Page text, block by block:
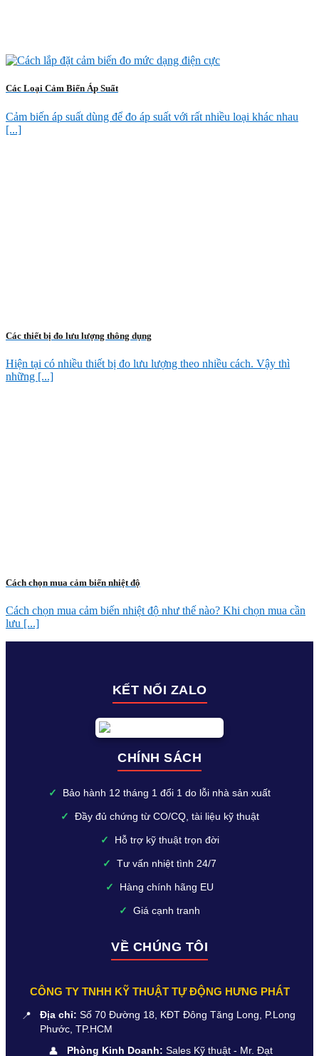
Các Loại Cảm Biến Áp Suất
Cảm biến áp suất dùng để đo áp suất với rất nhiều loại khác nhau
[...]
Các thiết bị đo lưu lượng thông dụng
Hiện tại có nhiều thiết bị đo lưu lượng theo nhiều cách. Vậy thì
những [...]
Cách chọn mua cảm biến nhiệt độ
Cách chọn mua cảm biến nhiệt độ như thế nào? Khi chọn mua cần
lưu [...]
KẾT NỐI ZALO
CHÍNH SÁCH
✓ Bảo hành 12 tháng 1 đổi 1 do lỗi nhà sản xuất
✓ Đầy đủ chứng từ CO/CQ, tài liệu kỹ thuật
✓ Hỗ trợ kỹ thuật trọn đời
✓ Tư vấn nhiệt tình 24/7
✓ Hàng chính hãng EU
✓ Giá cạnh tranh
VỀ CHÚNG TÔI
CÔNG TY TNHH KỸ THUẬT TỰ ĐỘNG HƯNG PHÁT
📍 Địa chỉ: Số 70 Đường 18, KĐT Đông Tăng Long, P.Long
Phước, TP.HCM
👤 Phòng Kinh Doanh: Sales Kỹ thuật - Mr. Đạt